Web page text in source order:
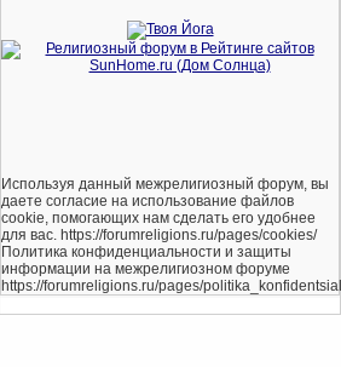
Используя данный межрелигиозный форум, вы
даете согласие на использование файлов
cookie, помогающих нам сделать его удобнее
для вас. https://forumreligions.ru/pages/cookies/
Политика конфиденциальности и защиты
информации на межрелигиозном форуме
https://forumreligions.ru/pages/